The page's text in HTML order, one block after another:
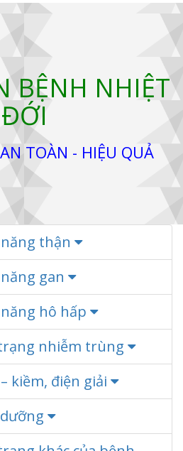
BỆNH NHIỆT
ĐỚI
TOÀN - HIỆU QUẢ
thận
gan
hô hấp
nhiễm trùng
kiềm, điện giải